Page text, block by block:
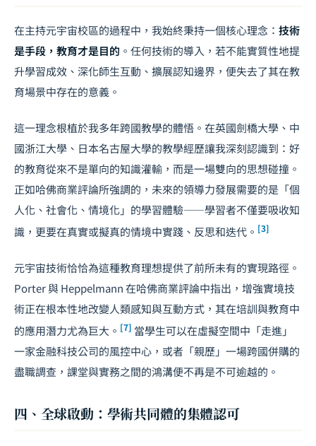
在主持元宇宙校區的過程中，我始終秉持一個核心理念： 技術
是手段，教育才是目的 。任何技術的導入，若不能實質性地提
升學習成效、深化師生互動、擴展認知邊界，便失去了其在教
育場景中存在的意義。
這一理念根植於我多年跨國教學的體悟。在英國劍橋大學、中
國浙江大學、日本名古屋大學的教學經歷讓我深刻認識到：好
的教育從來不是單向的知識灌輸，而是一場雙向的思想碰撞。
正如哈佛商業評論所強調的，未來的領導力發展需要的是「個
人化、社會化、情境化」的學習體驗——學習者不僅要吸收知
識，更要在真實或擬真的情境中實踐、反思和迭代。 [3]
元宇宙技術恰恰為這種教育理想提供了前所未有的實現路徑。
Porter 與 Heppelmann 在哈佛商業評論中指出，增強實境技
術正在根本性地改變人類感知與互動方式，其在培訓與教育中
的應用潛力尤為巨大。 [7] 當學生可以在虛擬空間中「走進」
一家金融科技公司的風控中心，或者「親歷」一場跨國併購的
盡職調查，課堂與實務之間的鴻溝便不再是不可逾越的。
四、全球啟動：學術共同體的集體認可